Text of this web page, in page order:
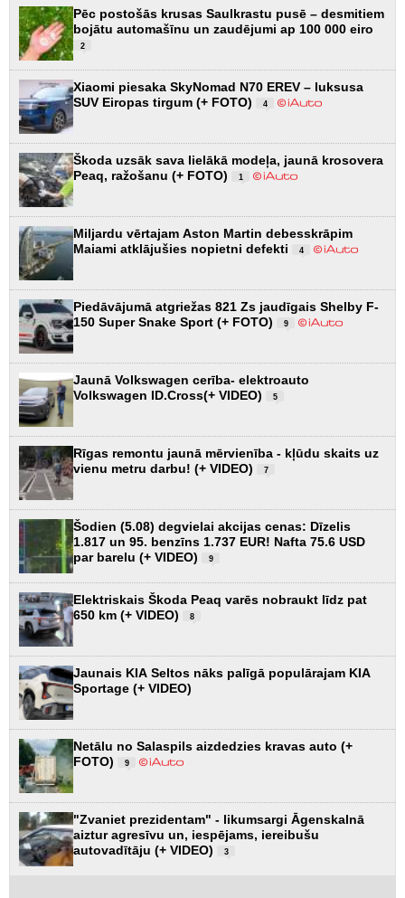
Pēc postošās krusas Saulkrastu pusē – desmitiem
bojātu automašīnu un zaudējumi ap 100 000 eiro
2
Xiaomi piesaka SkyNomad N70 EREV – luksusa
SUV Eiropas tirgum (+ FOTO)
4
Škoda uzsāk sava lielākā modeļa, jaunā krosovera
Peaq, ražošanu (+ FOTO)
1
Miljardu vērtajam Aston Martin debesskrāpim
Maiami atklājušies nopietni defekti
4
Piedāvājumā atgriežas 821 Zs jaudīgais Shelby F-
150 Super Snake Sport (+ FOTO)
9
Jaunā Volkswagen cerība- elektroauto
Volkswagen ID.Cross(+ VIDEO)
5
Rīgas remontu jaunā mērvienība - kļūdu skaits uz
vienu metru darbu! (+ VIDEO)
7
Šodien (5.08) degvielai akcijas cenas: Dīzelis
1.817 un 95. benzīns 1.737 EUR! Nafta 75.6 USD
par barelu (+ VIDEO)
9
Elektriskais Škoda Peaq varēs nobraukt līdz pat
650 km (+ VIDEO)
8
Jaunais KIA Seltos nāks palīgā populārajam KIA
Sportage (+ VIDEO)
Netālu no Salaspils aizdedzies kravas auto (+
FOTO)
9
"Zvaniet prezidentam" - likumsargi Āgenskalnā
aiztur agresīvu un, iespējams, iereibušu
autovadītāju (+ VIDEO)
3